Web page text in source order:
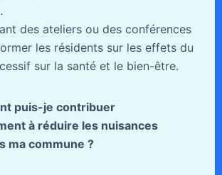
des ateliers ou des conférences
les résidents sur les effets du
sur la santé et le bien-être.
puis-je contribuer
à réduire les nuisances
ma commune ?